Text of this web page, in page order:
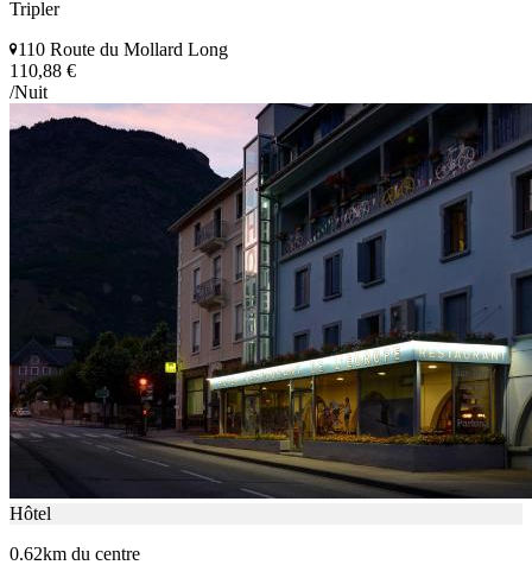
Tripler
110 Route du Mollard Long
110,88 €
/Nuit
Hôtel
0.62km du centre